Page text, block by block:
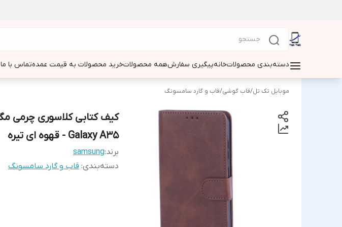
دسته‌بندی محصولاتخانهپیگیری سفارشهمه محصولاتخرید محصولات به قیمت عمدهتماس با ما
موبایل تک تل/قاب گوشی/قاب و گارد سامسونگ
Galaxy A35 - قهوه ای تیره
برند:samsung
دسته‌بندی: قاب و گارد سامسونگ